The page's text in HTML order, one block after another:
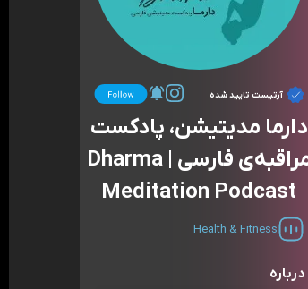
آرتیست تایید شده
دارما مدیتیشن، پادکست
مراقبه‌ی فارسی | Dharma
Meditation Podcast
Health & Fitness
درباره